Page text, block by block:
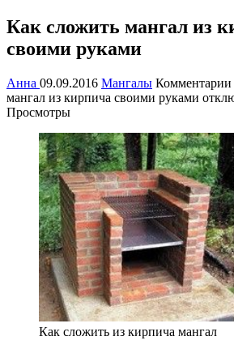
Как сложить мангал из
своими руками
Анна 09.09.2016 Мангалы Комментарии
мангал из кирпича своими руками
Просмотры
Как сложить из кирпича мангал